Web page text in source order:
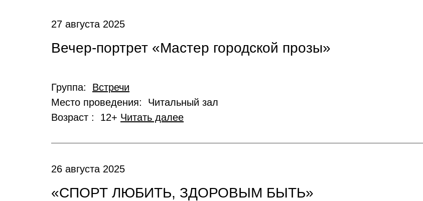
27 августа 2025
Вечер-портрет «Мастер городской прозы»
Группа: Встречи
Место проведения: Читальный зал
Возраст : 12+ Читать далее
26 августа 2025
«СПОРТ ЛЮБИТЬ, ЗДОРОВЫМ БЫТЬ»